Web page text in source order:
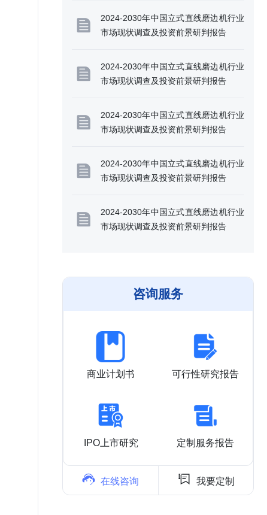
2024-2030年中国立式直线磨边机行业
市场现状调查及投资前景研判报告
2024-2030年中国立式直线磨边机行业
市场现状调查及投资前景研判报告
2024-2030年中国立式直线磨边机行业
市场现状调查及投资前景研判报告
2024-2030年中国立式直线磨边机行业
市场现状调查及投资前景研判报告
2024-2030年中国立式直线磨边机行业
市场现状调查及投资前景研判报告
咨询服务
商业计划书 可行性研究报告
IPO上市研究 定制服务报告
 在线咨询  我要定制